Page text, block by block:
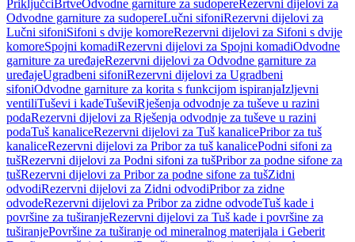
PriključciBrtveOdvodne garniture za sudopereRezervni dijelovi za
Odvodne garniture za sudopereLučni sifoniRezervni dijelovi za
Lučni sifoniSifoni s dvije komoreRezervni dijelovi za Sifoni s dvije
komoreSpojni komadiRezervni dijelovi za Spojni komadiOdvodne
garniture za uređajeRezervni dijelovi za Odvodne garniture za
uređajeUgradbeni sifoniRezervni dijelovi za Ugradbeni
sifoniOdvodne garniture za korita s funkcijom ispiranjaIzljevni
ventiliTuševi i kadeTuševiRješenja odvodnje za tuševe u razini
podaRezervni dijelovi za Rješenja odvodnje za tuševe u razini
podaTuš kanaliceRezervni dijelovi za Tuš kanalicePribor za tuš
kanaliceRezervni dijelovi za Pribor za tuš kanalicePodni sifoni za
tušRezervni dijelovi za Podni sifoni za tušPribor za podne sifone za
tušRezervni dijelovi za Pribor za podne sifone za tušZidni
odvodiRezervni dijelovi za Zidni odvodiPribor za zidne
odvodeRezervni dijelovi za Pribor za zidne odvodeTuš kade i
površine za tuširanjeRezervni dijelovi za Tuš kade i površine za
tuširanjePovršine za tuširanje od mineralnog materijala i Geberit